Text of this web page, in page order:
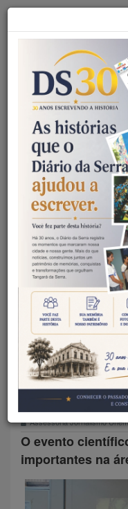
Faça sua
Início
DA
Assessoria Jornalismo
O evento
importantes na